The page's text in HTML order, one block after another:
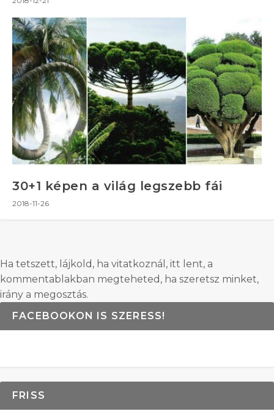
30+1 képen a világ legszebb fái
2018-11-26
Ha tetszett, lájkold, ha vitatkoznál, itt lent, a
kommentablakban megteheted, ha szeretsz minket,
irány a megosztás.
FACEBOOKON IS SZERESS!
FRISS